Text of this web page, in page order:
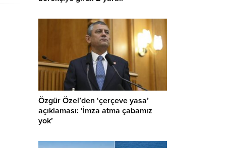
Özgür Özel’den ‘çerçeve yasa’
açıklaması: ‘İmza atma çabamız
yok’